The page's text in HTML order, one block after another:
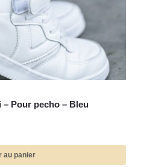
– Pour pecho – Bleu
au panier